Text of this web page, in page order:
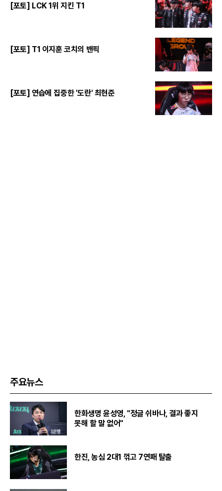
[포토] LCK 1위 지킨 T1
[포토] T1 이지훈 코치의 밴픽
[포토] 연습에 집중한 '도란' 최현준
주요뉴스
한화생명 윤성영, "정글 쉬바나, 결과 좋지
못해 할 말 없어"
한진, 농심 2대1 꺾고 7연패 탈출